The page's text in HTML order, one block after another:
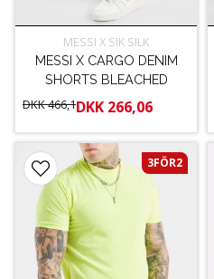
MESSI X SIK SILK
MESSI X CARGO DENIM
SHORTS BLEACHED
DKK 466,1DKK 266,06
3FÖR2